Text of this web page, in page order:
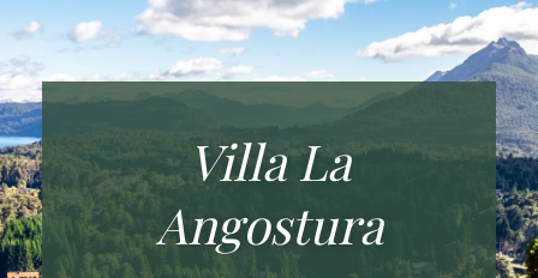
Villa La
Angostura